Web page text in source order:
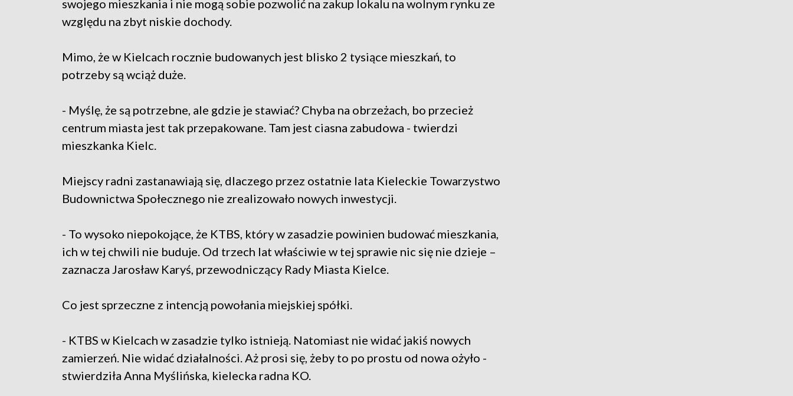
swojego mieszkania i nie mogą sobie pozwolić na zakup lokalu na wolnym rynku ze
względu na zbyt niskie dochody.
Mimo, że w Kielcach rocznie budowanych jest blisko 2 tysiące mieszkań, to
potrzeby są wciąż duże.
- Myślę, że są potrzebne, ale gdzie je stawiać? Chyba na obrzeżach, bo przecież
centrum miasta jest tak przepakowane. Tam jest ciasna zabudowa - twierdzi
mieszkanka Kielc.
Miejscy radni zastanawiają się, dlaczego przez ostatnie lata Kieleckie Towarzystwo
Budownictwa Społecznego nie zrealizowało nowych inwestycji.
- To wysoko niepokojące, że KTBS, który w zasadzie powinien budować mieszkania,
ich w tej chwili nie buduje. Od trzech lat właściwie w tej sprawie nic się nie dzieje –
zaznacza Jarosław Karyś, przewodniczący Rady Miasta Kielce.
Co jest sprzeczne z intencją powołania miejskiej spółki.
- KTBS w Kielcach w zasadzie tylko istnieją. Natomiast nie widać jakiś nowych
zamierzeń. Nie widać działalności. Aż prosi się, żeby to po prostu od nowa ożyło -
stwierdziła Anna Myślińska, kielecka radna KO.